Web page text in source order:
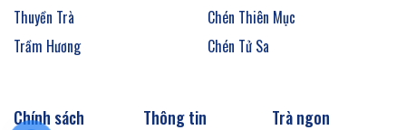
Thuyền Trà
Trầm Hương
Chén Thiên Mục
Chén Tử Sa
Chính sách Thông tin Trà ngon